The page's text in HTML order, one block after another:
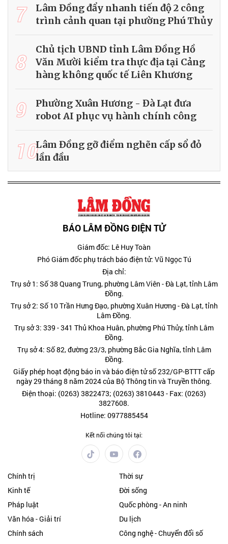
7
Lâm Đồng đẩy nhanh tiến độ 2 công
trình cảnh quan tại phường Phú Thủy
8
Chủ tịch UBND tỉnh Lâm Đồng Hồ
Văn Mười kiểm tra thực địa tại Cảng
hàng không quốc tế Liên Khương
9
Phường Xuân Hương - Đà Lạt đưa
robot AI phục vụ hành chính công
10Lâm Đồng gỡ điểm nghẽn cấp sổ đỏ
lần đầu
BÁO LÂM ĐỒNG ĐIỆN TỬ
Giám đốc: Lê Huy Toàn
Phó Giám đốc phụ trách báo điện tử: Vũ Ngọc Tú
Địa chỉ:
Trụ sở 1: Số 38 Quang Trung, phường Lâm Viên - Đà Lạt, tỉnh Lâm
Đồng.
Trụ sở 2: Số 10 Trần Hưng Đạo, phường Xuân Hương - Đà Lạt, tỉnh
Lâm Đồng.
Trụ sở 3: 339 - 341 Thủ Khoa Huân, phường Phú Thủy, tỉnh Lâm
Đồng.
Trụ sở 4: Số 82, đường 23/3, phường Bắc Gia Nghĩa, tỉnh Lâm
Đồng.
Giấy phép hoạt động báo in và báo điện tử số 232/GP-BTTT cấp
ngày 29 tháng 8 năm 2024 của Bộ Thông tin và Truyền thông.
Điện thoại: (0263) 3822473; (0263) 3810443 - Fax: (0263)
3827608.
Hotline: 0977885454
Kết nối chúng tôi tại:
Chính trị
Thời sự
Kinh tế
Đời sống
Pháp luật
Quốc phòng - An ninh
Văn hóa - Giải trí
Du lịch
Chính sách
Công nghệ - Chuyển đổi số